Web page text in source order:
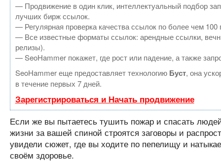
— Продвижение в один клик, интеллектуальный подбор
лучших бирж ссылок.
— Регулярная проверка качества ссылок по более чем
— Все известные форматы ссылок: арендные ссылки,
релизы).
— SeoHammer покажет, где рост или падение, а также
SeoHammer еще предоставляет технологию Буст, она
в течение первых 7 дней.
Зарегистрироваться и Начать продвижение
Если же вы пытаетесь тушить пожар и спасать
жизни за вашей спиной строятся заговоры и
увидели сюжет, где вы ходите по пепелищу и
своём здоровье.